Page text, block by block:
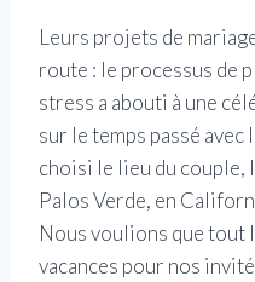
Leurs projets de
route : le processus de
stress a abouti à une
sur le temps passé avec
choisi le lieu du couple,
Palos Verde, en
Nous voulions que tout
vacances pour nos